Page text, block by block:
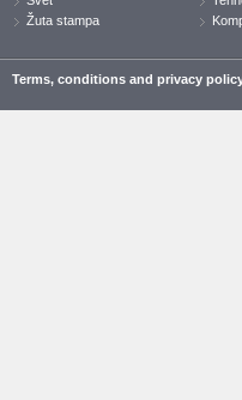
Žuta stampa
Terms, conditions and privacy